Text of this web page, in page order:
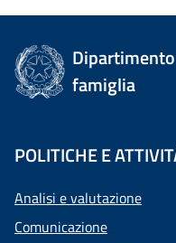
famiglia
POLITICHE E
Analisi e valutazione
Comunicazione